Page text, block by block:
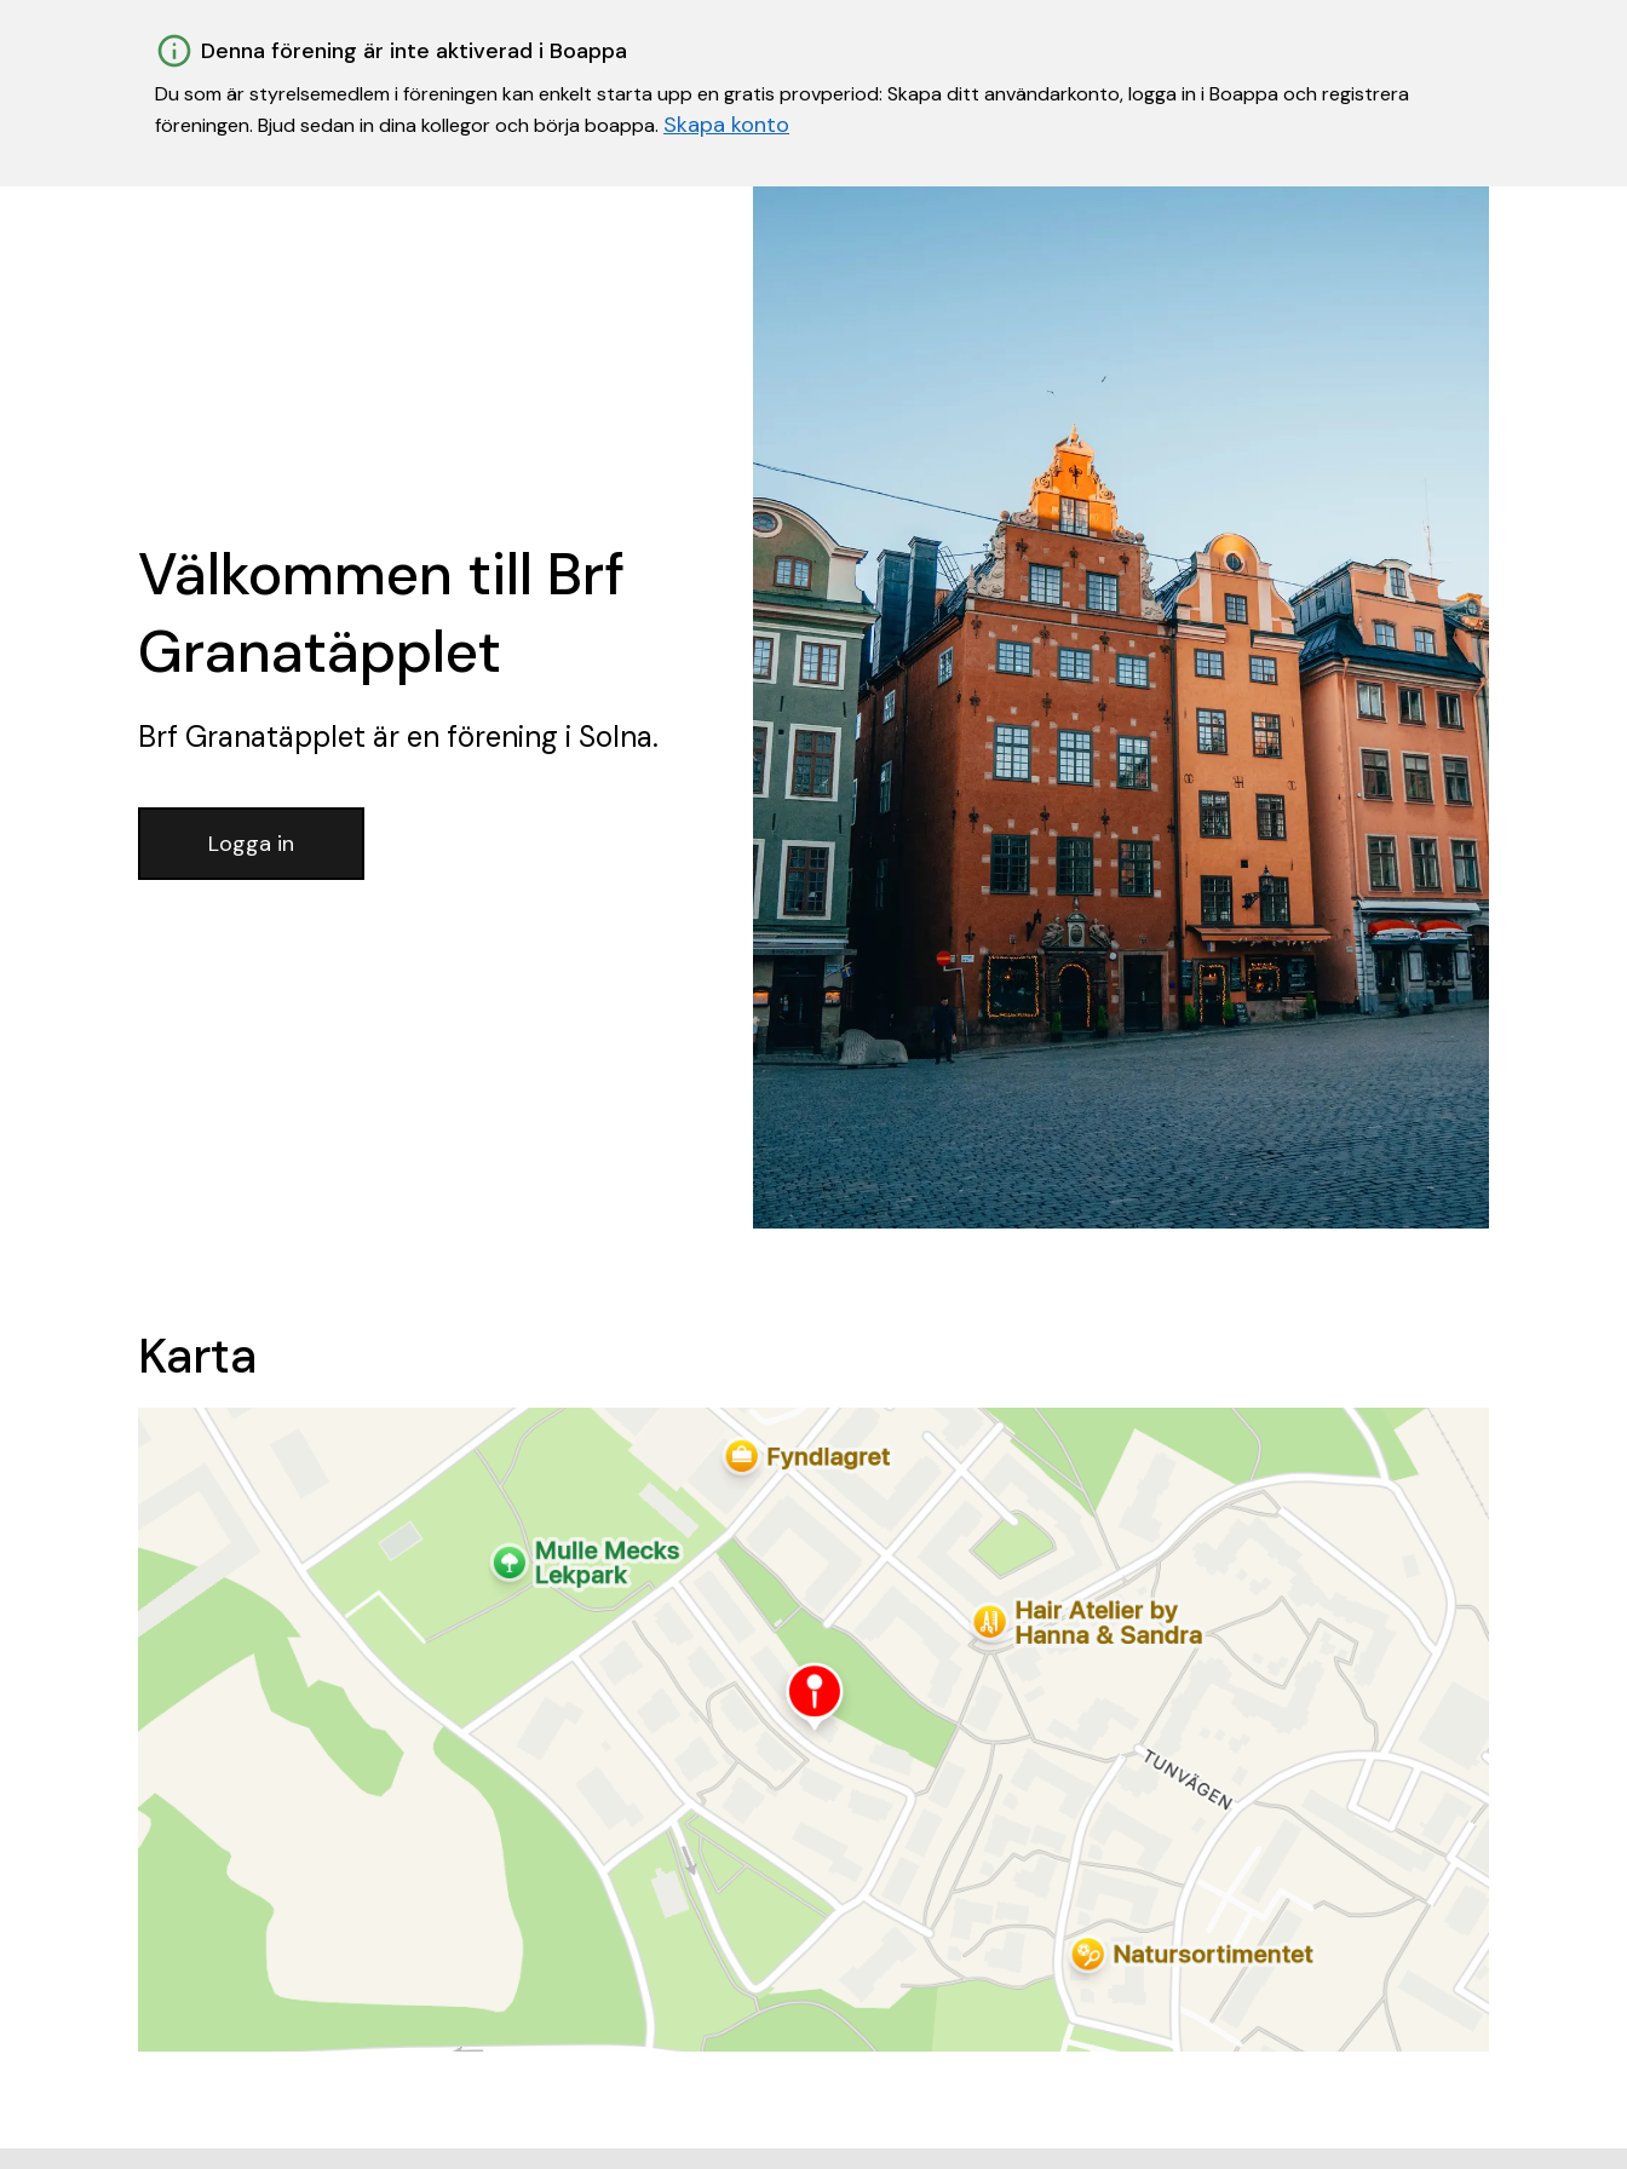
Denna förening är inte aktiverad i Boappa
Du som är styrelsemedlem i föreningen kan enkelt starta upp en gratis provperiod: Skapa ditt användarkonto, logga in i Boappa och registrera
föreningen. Bjud sedan in dina kollegor och börja boappa. Skapa konto
Välkommen till Brf
Granatäpplet
Brf Granatäpplet är en förening i Solna.
Logga in
Karta